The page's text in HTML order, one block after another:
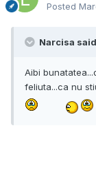
Posted
Narcisa
Aibi
feliuta...ca nu